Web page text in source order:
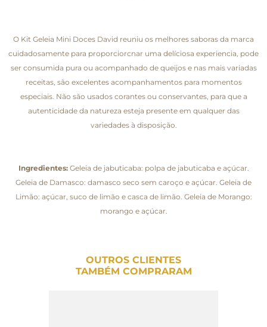
O Kit Geleia Mini Doces David reuniu os melhores saboras da marca
cuidadosamente para proporciorcnar uma delíciosa experiencia, pode
ser consumida pura ou acompanhado de queijos e nas mais variadas
receitas, são excelentes acompanhamentos para momentos
especiais. Não são usados corantes ou conservantes, para que a
autenticidade da natureza esteja presente em qualquer das
variedades à disposição.
Ingredientes:Geleia de jabuticaba: polpa de jabuticaba e açúcar.
Geleia de Damasco: damasco seco sem caroço e açúcar. Geleia de
Limão: açúcar, suco de limão e casca de limão. Geleia de Morango:
morango e açúcar.
OUTROS CLIENTES
TAMBÉM COMPRARAM